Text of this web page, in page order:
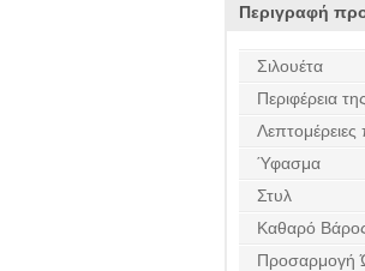
Περιγραφή
Σιλουέτα
Περιφέρεια
Ύφασμα
Στυλ
Καθαρό
Προσαρμογή